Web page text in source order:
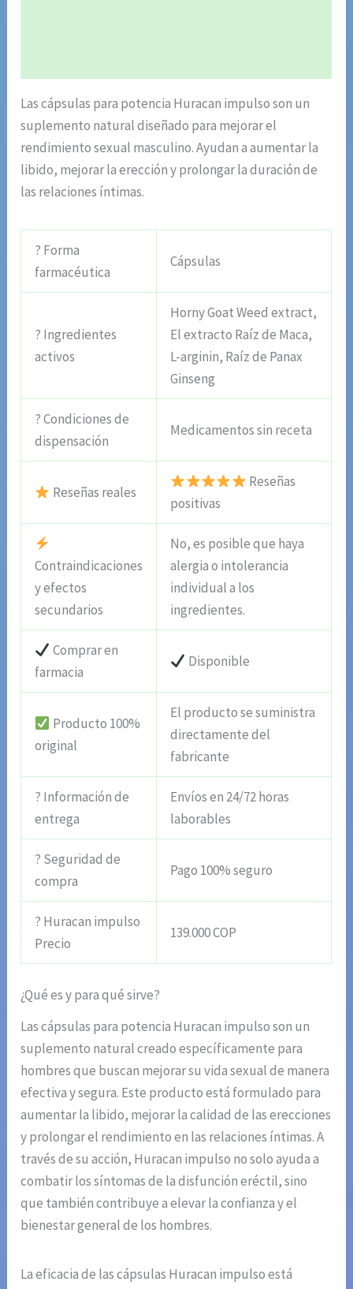
Las cápsulas para potencia Huracan impulso son un
suplemento natural diseñado para mejorar el
rendimiento sexual masculino. Ayudan a aumentar la
libido, mejorar la erección y prolongar la duración de
las relaciones íntimas.
? Forma
farmacéutica
Cápsulas
? Ingredientes
activos
Horny Goat Weed extract,
El extracto Raíz de Maca,
L-arginin, Raíz de Panax
Ginseng
? Condiciones de
dispensación
Medicamentos sin receta
Reseñas reales
Reseñas
positivas
Contraindicaciones
y efectos
secundarios
No, es posible que haya
alergia o intolerancia
individual a los
ingredientes.
Comprar en
farmacia
Disponible
Producto 100%
original
El producto se suministra
directamente del
fabricante
? Información de
entrega
Envíos en 24/72 horas
laborables
? Seguridad de
compra
Pago 100% seguro
? Huracan impulso
Precio
139.000 COP
¿Qué es y para qué sirve?
Las cápsulas para potencia Huracan impulso son un
suplemento natural creado específicamente para
hombres que buscan mejorar su vida sexual de manera
efectiva y segura. Este producto está formulado para
aumentar la libido, mejorar la calidad de las erecciones
y prolongar el rendimiento en las relaciones íntimas. A
través de su acción, Huracan impulso no solo ayuda a
combatir los síntomas de la disfunción eréctil, sino
que también contribuye a elevar la confianza y el
bienestar general de los hombres.
La eficacia de las cápsulas Huracan impulso está